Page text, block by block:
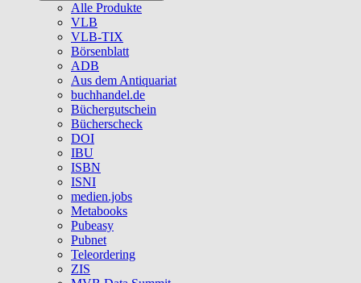
Alle Produkte
VLB
VLB-TIX
Börsenblatt
ADB
Aus dem Antiquariat
buchhandel.de
Büchergutschein
Bücherscheck
DOI
IBU
ISBN
ISNI
medien.jobs
Metabooks
Pubeasy
Pubnet
Teleordering
ZIS